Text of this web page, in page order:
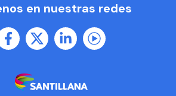
en nuestras redes